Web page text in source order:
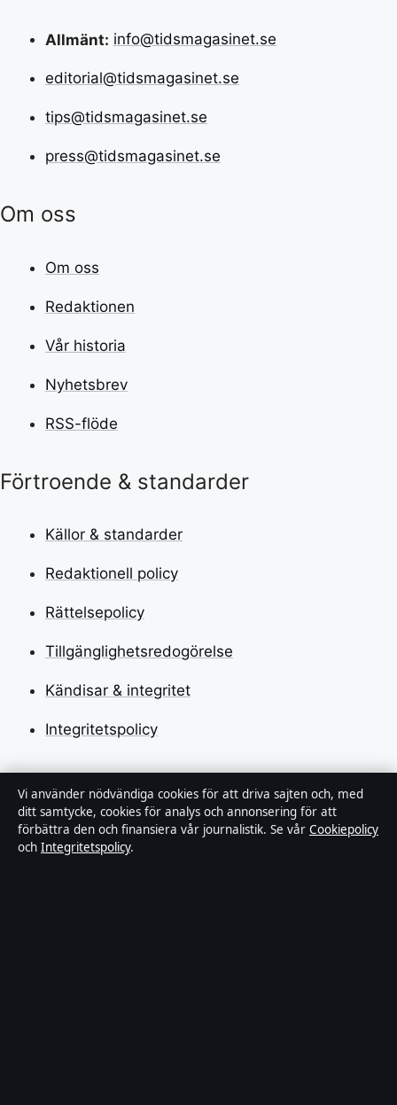
Allmänt: info@tidsmagasinet.se
editorial@tidsmagasinet.se
tips@tidsmagasinet.se
press@tidsmagasinet.se
Om oss
Om oss
Redaktionen
Vår historia
Nyhetsbrev
RSS-flöde
Förtroende & standarder
Källor & standarder
Redaktionell policy
Rättelsepolicy
Tillgänglighetsredogörelse
Kändisar & integritet
Integritetspolicy
Om Tidsmagasinet i korthet
Tidsmagasinet är en oberoende svensk digital
nyhetssajt med fokus på film, tv, kultur och
Vi använder nödvändiga cookies för att driva sajten och, med
ditt samtycke, cookies för analys och annonsering för att
förbättra den och finansiera vår journalistik. Se vår Cookiepolicy
och Integritetspolicy.